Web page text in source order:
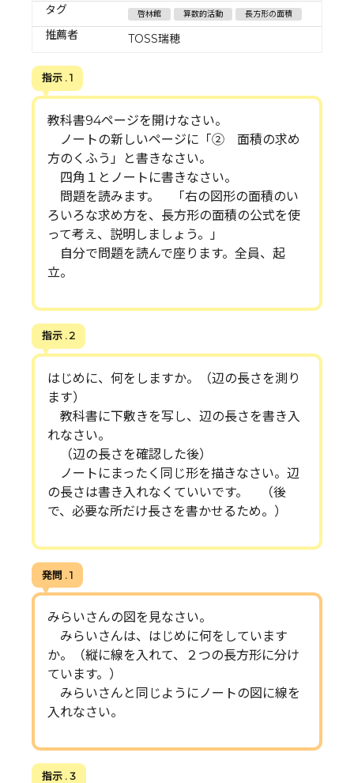
タグ 啓林館 算数的活動 長方形の面積
推薦者 TOSS瑞穂
指示 . 1
教科書94ページを開けなさい。
ノートの新しいページに「② 面積の求め
方のくふう」と書きなさい。
四角１とノートに書きなさい。
問題を読みます。 「右の図形の面積のい
ろいろな求め方を、長方形の面積の公式を使
って考え、説明しましょう。」
自分で問題を読んで座ります。全員、起
立。
指示 . 2
はじめに、何をしますか。（辺の長さを測り
ます）
教科書に下敷きを写し、辺の長さを書き入
れなさい。
（辺の長さを確認した後）
ノートにまったく同じ形を描きなさい。辺
の長さは書き入れなくていいです。 （後
で、必要な所だけ長さを書かせるため。）
発問 . 1
みらいさんの図を見なさい。
みらいさんは、はじめに何をしています
か。（縦に線を入れて、２つの長方形に分け
ています。）
みらいさんと同じようにノートの図に線を
入れなさい。
指示 . 3